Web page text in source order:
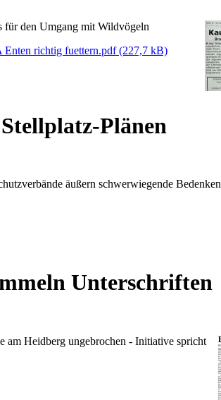
den Umgang mit Wildvögeln
Enten richtig fuettern.pdf(227,7 kB)
Plänen
äußern schwerwiegende Bedenken
Unterschriften
am Heidberg ungebrochen - Initiative spricht